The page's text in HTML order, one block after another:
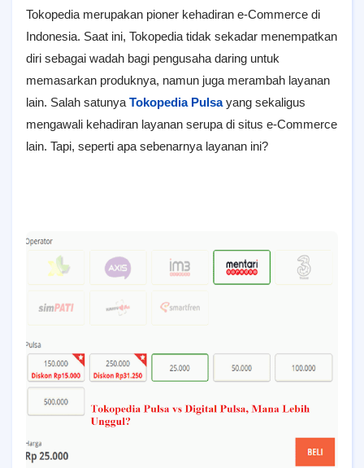
Tokopedia merupakan pioner kehadiran e-Commerce di
Indonesia. Saat ini, Tokopedia tidak sekadar menempatkan
diri sebagai wadah bagi pengusaha daring untuk
memasarkan produknya, namun juga merambah layanan
lain. Salah satunya Tokopedia Pulsayang sekaligus
mengawali kehadiran layanan serupa di situs e-Commerce
lain. Tapi, seperti apa sebenarnya layanan ini?